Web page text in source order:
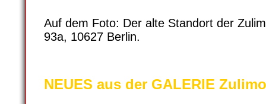
Auf dem Foto: Der alte Standort der
93a, 10627 Berlin.
NEUES aus der GALERIE